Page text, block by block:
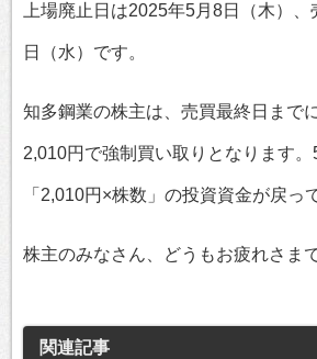
上場廃止日は2025年5月8日（木）
日（水）です。
知多鋼業の株主は、売買最終日まで
2,010円で強制買い取りとなります。
「2,010円×株数」の投資資金が戻っ
株主のみなさん、どうもお疲れさま
関連記事